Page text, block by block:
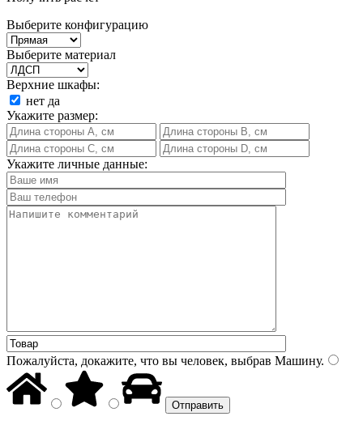
Выберите конфигурацию
Выберите материал
Верхние шкафы:
нет да
Укажите размер:
Укажите личные данные:
Пожалуйста, докажите, что вы человек, выбрав Машину.